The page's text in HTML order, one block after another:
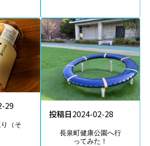
29
（そ
投稿日2024-02-28
長泉町健康公園へ行
ってみた！